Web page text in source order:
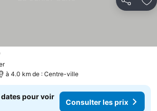
Partager
à 4.0 km de : Centre-ville
pour voir
Consulter les prix